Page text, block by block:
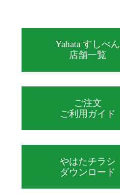
Yahata すしべん
店舗一覧
ご注文
ご利用ガイド
やはたチラシ
ダウンロード